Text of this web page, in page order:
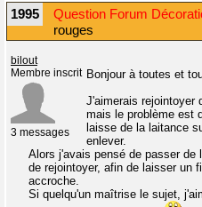
1995 Question Forum
rouges
bilout
Membre inscrit
3 messages
Bonjour à toutes et
J'aimerais rejointoyer
mais le problème est
laisse de la laitance
enlever.
Alors j'avais pensé de passer de
de rejointoyer, afin de laisser un
accroche.
Si quelqu'un maîtrise le sujet,